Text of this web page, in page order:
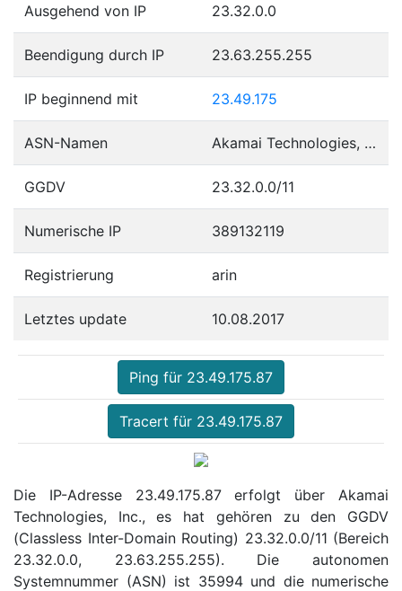
Ausgehend von IP 23.32.0.0
Beendigung durch IP 23.63.255.255
IP beginnend mit 23.49.175
ASN-Namen Akamai Technologies, Inc.
GGDV 23.32.0.0/11
Numerische IP 389132119
Registrierung arin
Letztes update 10.08.2017
Ping für 23.49.175.87
Tracert für 23.49.175.87
Die IP-Adresse 23.49.175.87 erfolgt über Akamai
Technologies, Inc., es hat gehören zu den GGDV
(Classless Inter-Domain Routing) 23.32.0.0/11 (Bereich
23.32.0.0, 23.63.255.255). Die autonomen
Systemnummer (ASN) ist 35994 und die numerische